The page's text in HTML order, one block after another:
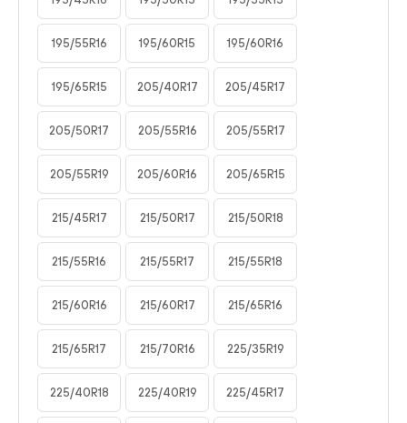
195/55R16 195/60R15 195/60R16
195/65R15 205/40R17 205/45R17
205/50R17 205/55R16 205/55R17
205/55R19 205/60R16 205/65R15
215/45R17 215/50R17 215/50R18
215/55R16 215/55R17 215/55R18
215/60R16 215/60R17 215/65R16
215/65R17 215/70R16 225/35R19
225/40R18 225/40R19 225/45R17